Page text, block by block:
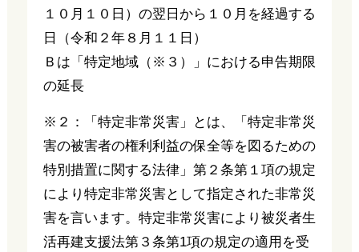
１０月１０日）の翌日から１０月を経過する
日（令和２年８月１１日）
Ｂは「特定地域（※３）」における申告期限
の延長
※２：「特定非常災害」とは、「特定非常災
害の被害者の権利利益の保全等を図るための
特別措置に関する法律」第２条第１項の規定
により特定非常災害として指定された非常災
害を言います。特定非常災害により被災者生
活再建支援法第３条第1項の規定の適用を受